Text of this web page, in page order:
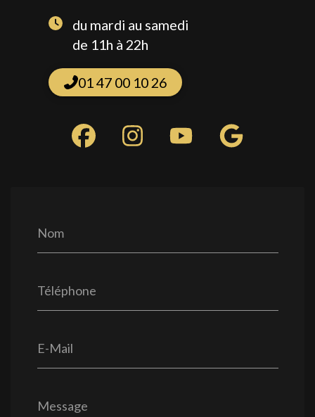
Nom
Téléphone
E-Mail
Message
du mardi au samedi
de 11h à 22h
01 47 00 10 26